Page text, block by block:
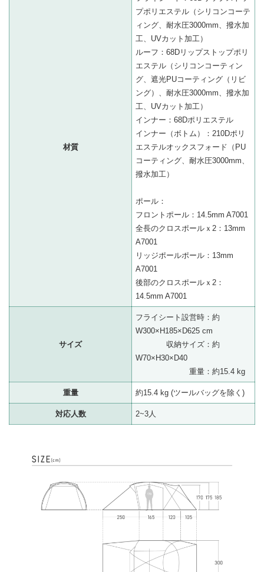
材質
プポリエステル（シリコンコーテ
ィング、耐水圧3000mm、撥水加
工、UVカット加工）
ルーフ：68Dリップストップポリ
エステル（シリコンコーティン
グ、遮光PUコーティング（リビ
ング）、耐水圧3000mm、撥水加
工、UVカット加工）
インナー：68Dポリエステル
インナー（ボトム）：210Dポリ
エステルオックスフォード（PU
コーティング、耐水圧3000mm、
撥水加工）
ポール：
フロントポール：14.5mm A7001
全長のクロスポールｘ2：13mm
A7001
リッジポールポール：13mm
A7001
後部のクロスポールｘ2：
14.5mm A7001
サイズ
フライシート設営時：約
W300×H185×D625 cm
収納サイズ：約
W70×H30×D40
重量：約15.4 kg
重量 約15.4 kg (ツールバッグを除く)
対応人数 2~3人